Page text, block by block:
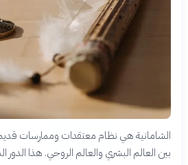
الشامانية هي نظام معتقدات وممارسات
بين العالم البشري والعالم الروحي. هذا